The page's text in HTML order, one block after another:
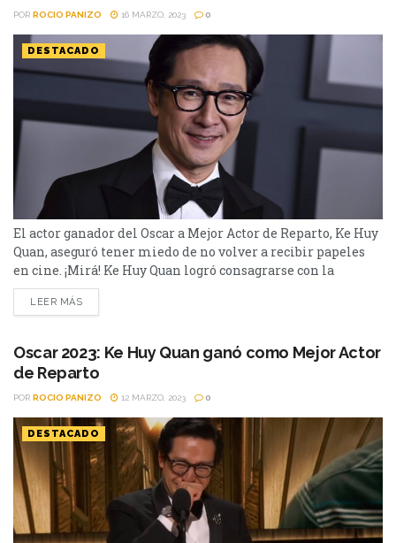
POR ROCIO PANIZO 16 MARZO, 2023 0
DESTACADO
El actor ganador del Oscar a Mejor Actor de Reparto, Ke Huy
Quan, aseguró tener miedo de no volver a recibir papeles
en cine. ¡Mirá! Ke Huy Quan logró consagrarse con la
estatuilla a Mejor Actor de Reparto por su trabajo en
Everything Everywhere All At Once el pasado domingo en
LEER MÁS
Oscar 2023: Ke Huy Quan ganó como Mejor Actor
de Reparto
POR ROCIO PANIZO 12 MARZO, 2023 0
DESTACADO